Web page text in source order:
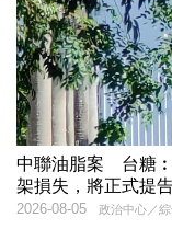
中聯油脂案 台糖︰
架損失，將正式提
政治中心／
2026-08-05